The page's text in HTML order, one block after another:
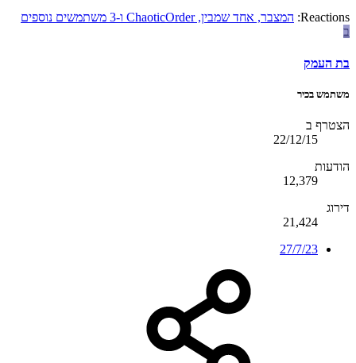
Reactions: המצבר, אחד שמבין,
ChaoticOrder ו-3 משתמשים נוספים
ב
בת העמק
משתמש בכיר
הצטרף ב
22/12/15
הודעות
12,379
דירוג
21,424
27/7/23